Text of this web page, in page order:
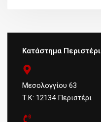
Κατάστημα Περιστέρι
Μεσολογγίου 63
Τ.Κ: 12134 Περιστέρι